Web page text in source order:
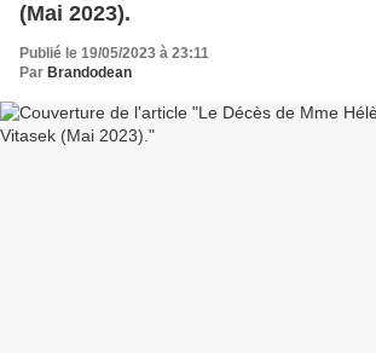
(Mai 2023).
Publié le 19/05/2023 à 23:11
Par Brandodean